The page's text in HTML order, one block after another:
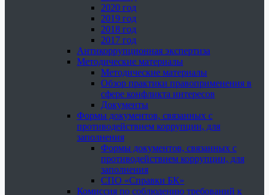
2020 год
2019 год
2018 год
2017 год
Антикоррупционная экспертиза
Методические материалы
Методические материалы
Обзор практики правоприменения в
сфере конфликта интересов
Документы
Формы документов, связанных с
противодействием коррупции, для
заполнения
Формы документов, связанных с
противодействием коррупции, для
заполнения
СПО «Справки БК»
Комиссия по соблюдению требований к